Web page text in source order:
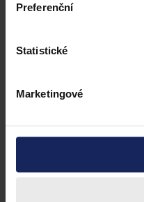
Preferenční
Statistické
Marketingové